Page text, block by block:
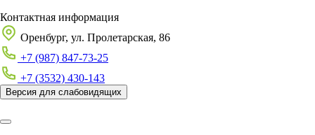
Контактная информация
Оренбург, ул. Пролетарская, 86
+7 (987) 847-73-25
+7 (3532) 430-143
Версия для слабовидящих